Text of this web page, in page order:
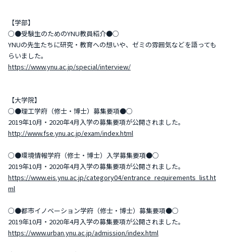
【学部】
○●受験生のためのYNU教員紹介●○
YNUの先生たちに研究・教育への想いや、ゼミの雰囲気などを語っても
らいました。
https://www.ynu.ac.jp/special/interview/
【大学院】
○●理工学府（修士・博士）募集要項●○
2019年10月・2020年4月入学の募集要項が公開されました。
http://www.fse.ynu.ac.jp/exam/index.html
○●環境情報学府（修士・博士）入学募集要項●○
2019年10月・2020年4月入学の募集要項が公開されました。
https://www.eis.ynu.ac.jp/category04/entrance_requirements_list.ht
ml
○●都市イノベーション学府（修士・博士）募集要項●○
2019年10月・2020年4月入学の募集要項が公開されました。
https://www.urban.ynu.ac.jp/admission/index.html